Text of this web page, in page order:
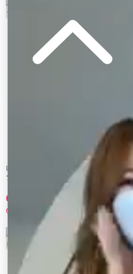
LAGUNAMOON
フロントボタンデザインフロ-ラルプリン
トサテンキャミワンピース
6,930 円
65%OFF